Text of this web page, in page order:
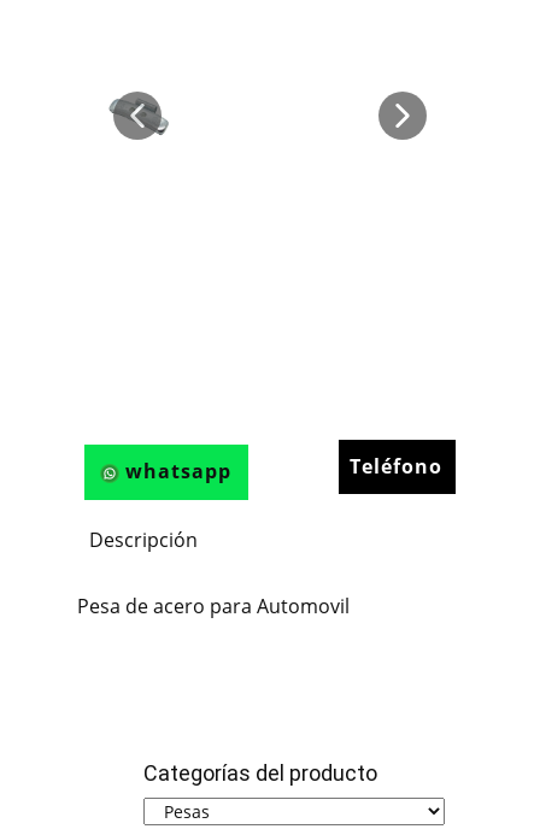
whatsapp Teléfono
Descripción
Pesa de acero para Automovil
Categorías del producto